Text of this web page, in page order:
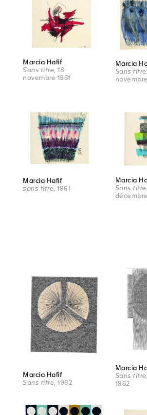
Marcia Hafif
Sans titre, 18
novembre 1961
Marcia
Sans titre
novembre
Marcia Hafif
sans titre , 1961
Marcia
Sans titre
décembre
Marcia Hafif
Sans titre , 1962
Marcia
Sans titre
1962